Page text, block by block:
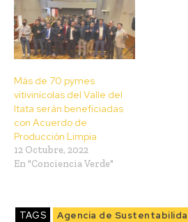
Más de 70 pymes
vitivinícolas del Valle del
Itata serán beneficiadas
con Acuerdo de
Producción Limpia
12 Octubre, 2022
En "Conciencia Verde"
TAGS Agencia de